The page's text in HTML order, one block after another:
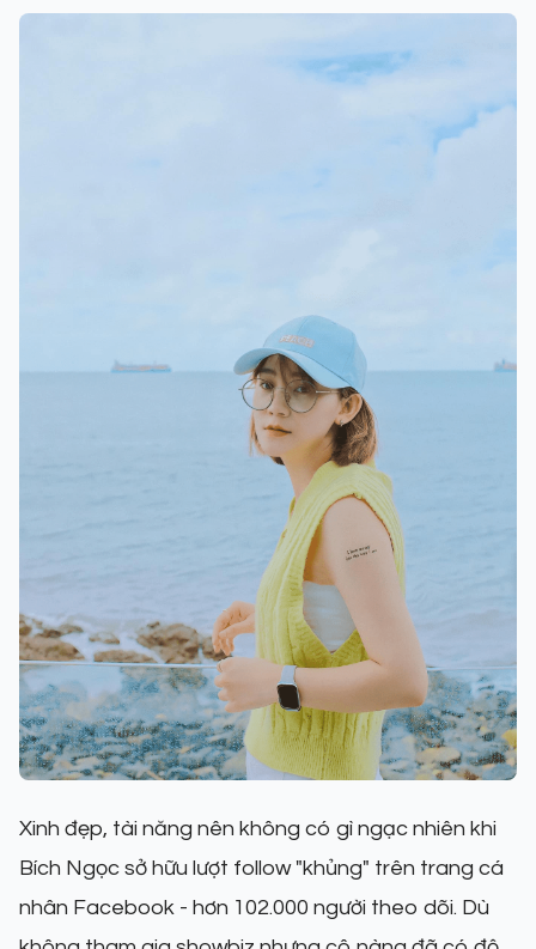
Xinh đẹp, tài năng nên không có gì ngạc nhiên khi
Bích Ngọc sở hữu lượt follow "khủng" trên trang cá
nhân Facebook - hơn 102.000 người theo dõi. Dù